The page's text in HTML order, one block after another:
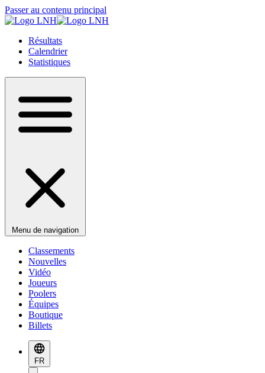
Passer au contenu principal
Résultats
Calendrier
Statistiques
Menu de navigation
Classements
Nouvelles
Vidéo
Joueurs
Poolers
Équipes
Boutique
Billets
FR